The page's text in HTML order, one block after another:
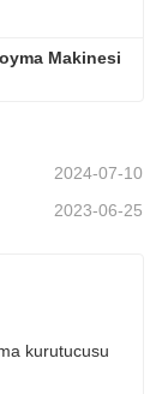
Makinesi
2024-07-10
2023-06-25